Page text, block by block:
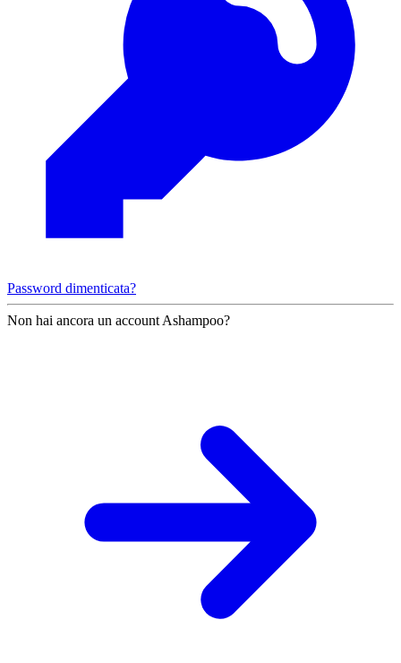
Password dimenticata?
Non hai ancora un account Ashampoo?